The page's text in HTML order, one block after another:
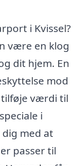
i Kvissel?
være en klog
dit hjem. En
mod
tilføje værdi til
i
med at
passer til